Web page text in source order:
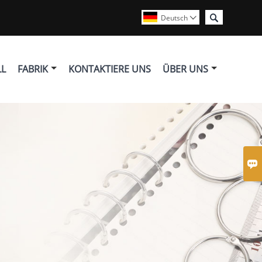


Deutsch 
FABRIK KONTAKTIERE UNS ÜBER UNS